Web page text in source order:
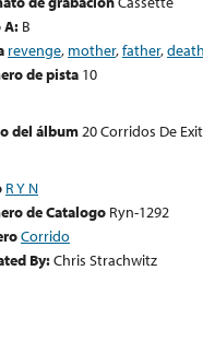
A: B
revenge, mother,father,death
de pista 10
del álbum20 Corridos De
R Y N
de Catalogo Ryn-1292
Corrido
By:Chris Strachwitz